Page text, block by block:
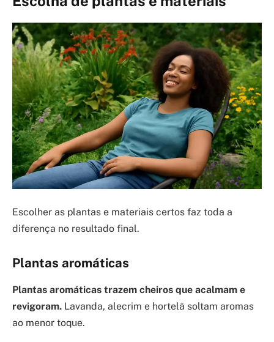
Escolher as plantas e materiais certos faz toda a
diferença no resultado final.
Plantas aromáticas
Plantas aromáticas trazem cheiros que acalmam e
revigoram. Lavanda, alecrim e hortelã soltam aromas
ao menor toque.